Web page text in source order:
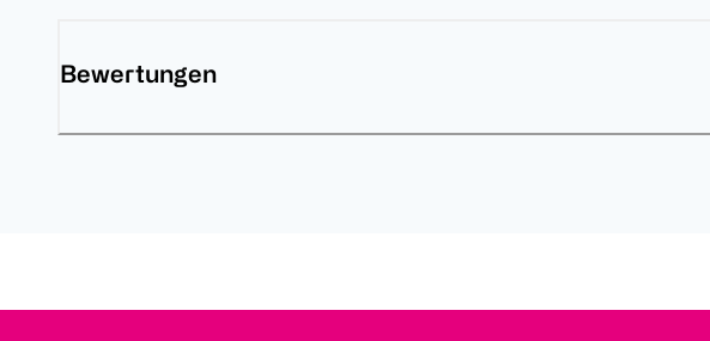
Bewertungen